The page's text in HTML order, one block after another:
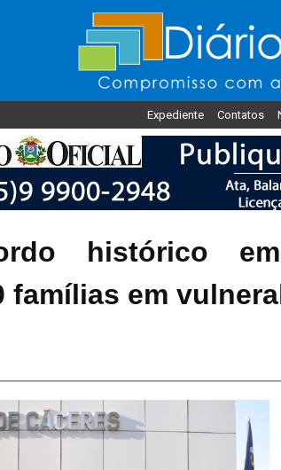
Expediente Contatos
histórico
famílias em